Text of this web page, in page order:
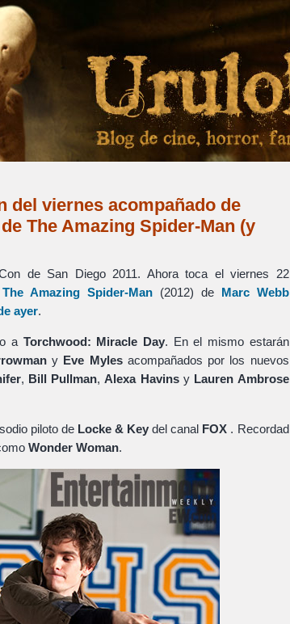
del viernes acompañado de
The Amazing Spider-Man (y
de San Diego 2011. Ahora toca el viernes 22
The Amazing Spider-Man(2012) de Marc Webb
ayer.
a Torchwood: Miracle Day. En el mismo estarán
y Eve Mylesacompañados por los nuevos
, Bill Pullman,Alexa Havinsy Lauren Ambrose
piloto de Locke & Key del canal FOX . Recordad
Wonder Woman.